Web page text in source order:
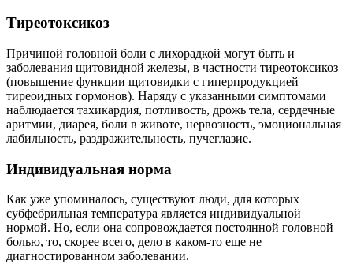
Тиреотоксикоз
Причиной головной боли с лихорадкой могут быть и
заболевания щитовидной железы, в частности тиреотоксикоз
(повышение функции щитовидки с гиперпродукцией
тиреоидных гормонов). Наряду с указанными симптомами
наблюдается тахикардия, потливость, дрожь тела, сердечные
аритмии, диарея, боли в животе, нервозность, эмоциональная
лабильность, раздражительность, пучеглазие.
Индивидуальная норма
Как уже упоминалось, существуют люди, для которых
субфебрильная температура является индивидуальной
нормой. Но, если она сопровождается постоянной головной
болью, то, скорее всего, дело в каком-то еще не
диагностированном заболевании.